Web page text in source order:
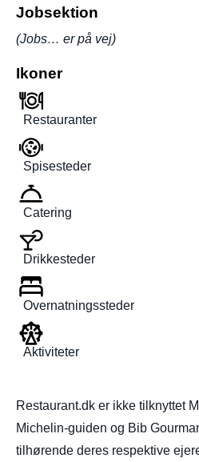
Jobsektion
(Jobs… er på vej)
Ikoner
Restauranter
Spisesteder
Catering
Drikkesteder
Overnatningssteder
Aktiviteter
Restaurant.dk er ikke tilknyttet
Michelin-guiden og Bib
tilhørende deres respektive